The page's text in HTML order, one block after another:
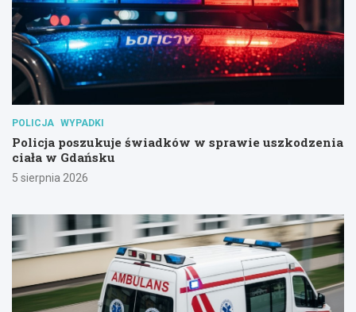
POLICJA WYPADKI
Policja poszukuje świadków w sprawie uszkodzenia
ciała w Gdańsku
5 sierpnia 2026